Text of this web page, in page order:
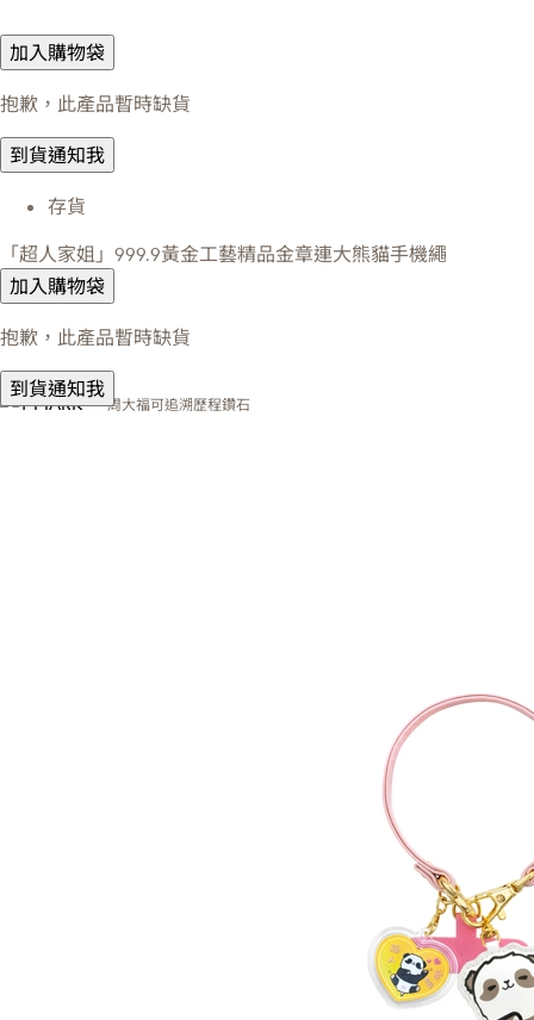
加入購物袋
抱歉，此產品暫時缺貨
到貨通知我
存貨
「超人家姐」999.9黃金工藝精品金章連大熊貓手機繩
加入購物袋
抱歉，此產品暫時缺貨
到貨通知我
周大福可追溯歷程鑽石